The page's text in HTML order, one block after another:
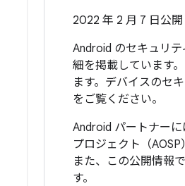
2022 年 2 月 7 日公
Android のセキュリ
細を掲載しています
ます。デバイスのセ
をご覧ください。
Android パートナー
プロジェクト（
また、この公開情報
す。